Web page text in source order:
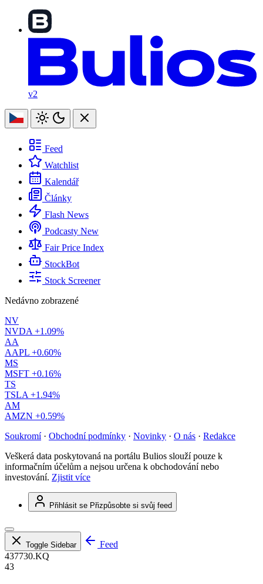
v2
Feed
Watchlist
Kalendář
Články
Flash News
Podcasty New
Fair Price Index
StockBot
Stock Screener
Nedávno zobrazené
NV
NVDA +1.09%
AA
AAPL +0.60%
MS
MSFT +0.16%
TS
TSLA +1.94%
AM
AMZN +0.59%
Soukromí · Obchodní podmínky · Novinky · O nás · Redakce
Veškerá data poskytovaná na portálu Bulios slouží pouze k
informačním účelům a nejsou určena k obchodování nebo
investování. Zjistit více
Přihlásit se Přizpůsobte si svůj feed
Toggle Sidebar
Feed
437730.KQ
43